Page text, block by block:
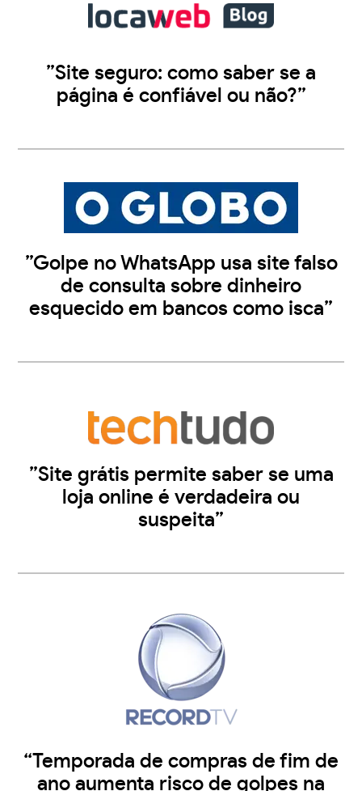
”Site seguro: como saber se a
página é confiável ou não?”
”Golpe no WhatsApp usa site falso
de consulta sobre dinheiro
esquecido em bancos como isca”
”Site grátis permite saber se uma
loja online é verdadeira ou
suspeita”
“Temporada de compras de fim de
ano aumenta risco de golpes na